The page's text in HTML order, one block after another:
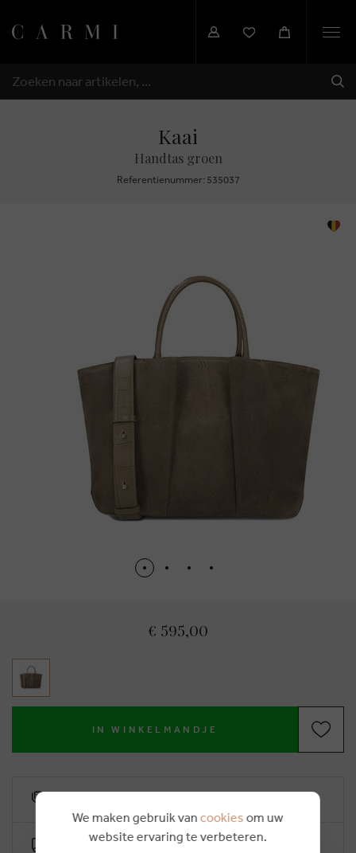
ZOEKEN
Kaai
Handtas groen
Referentienummer: 535037
€ 595,00
IN WINKELMANDJE
Gratis levering vanaf €50 (2-4 werkdagen)
We maken gebruik van cookies om uw
website ervaring te verbeteren.